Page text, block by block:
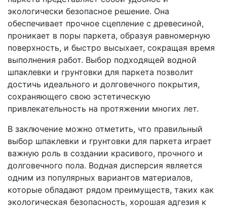
экологически безопасное решение. Она
обеспечивает прочное сцепление с древесиной,
проникает в поры паркета, образуя равномерную
поверхность, и быстро высыхает, сокращая время
выполнения работ. Выбор подходящей водной
шпаклевки и грунтовки для паркета позволит
достичь идеального и долговечного покрытия,
сохраняющего свою эстетическую
привлекательность на протяжении многих лет.
В заключение можно отметить, что правильный
выбор шпаклевки и грунтовки для паркета играет
важную роль в создании красивого, прочного и
долговечного пола. Водная дисперсия является
одним из популярных вариантов материалов,
которые обладают рядом преимуществ, таких как
экологическая безопасность, хорошая адгезия к